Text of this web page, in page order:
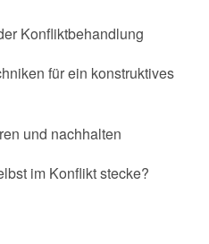
Konfliktbehandlung
für ein konstruktives
und nachhalten
im Konflikt stecke?